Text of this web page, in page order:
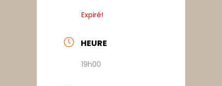
Expiré!
HEURE
19h00